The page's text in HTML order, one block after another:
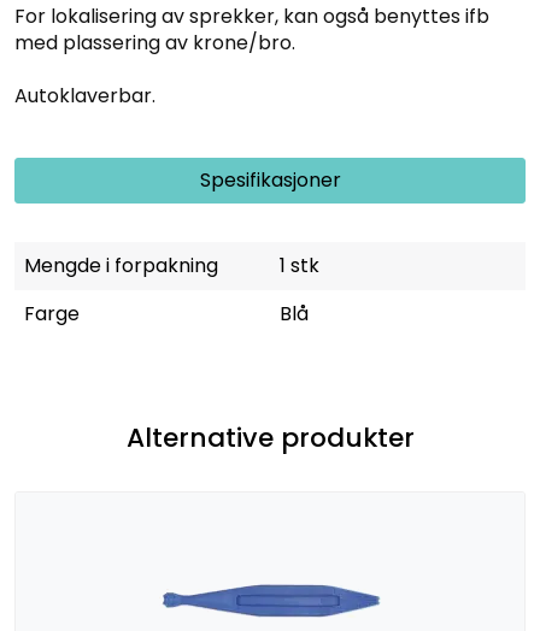
For lokalisering av sprekker, kan også benyttes ifb
med plassering av krone/bro.
Autoklaverbar.
Spesifikasjoner
Mengde i forpakning
1 stk
Farge
Blå
Alternative produkter